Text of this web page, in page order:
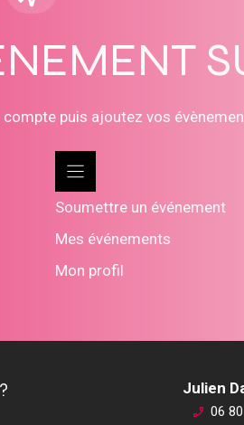
compte puis ajoutez vos
Soumettre un événement
Mes événements
Mon profil
Julien
06